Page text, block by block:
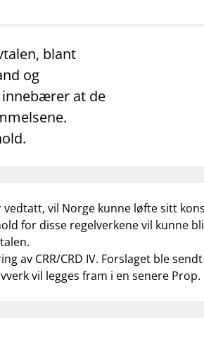
blant
og
at de
vil Norge kunne løfte sitt
for disse regelverkene vil kunne
av CRR/CRD IV. Forslaget ble
vil legges fram i en senere Prop.